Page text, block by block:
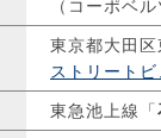
（コーポベル
東京都大田区
ストリート
東急池上線「